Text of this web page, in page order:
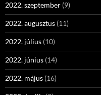
2022. szeptember (9)
2022. augusztus (11)
2022. július (10)
2022. június (14)
2022. május (16)